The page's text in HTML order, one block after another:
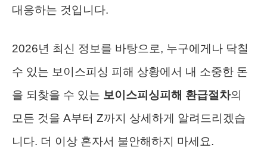
대응하는 것입니다.
2026년 최신 정보를 바탕으로, 누구에게나 닥칠
수 있는 보이스피싱 피해 상황에서 내 소중한 돈
을 되찾을 수 있는 보이스피싱피해 환급절차의
모든 것을 A부터 Z까지 상세하게 알려드리겠습
니다. 더 이상 혼자서 불안해하지 마세요.